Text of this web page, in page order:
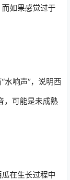
如果感觉过于
水响声”，说明西
，可能是未成熟
在生长过程中